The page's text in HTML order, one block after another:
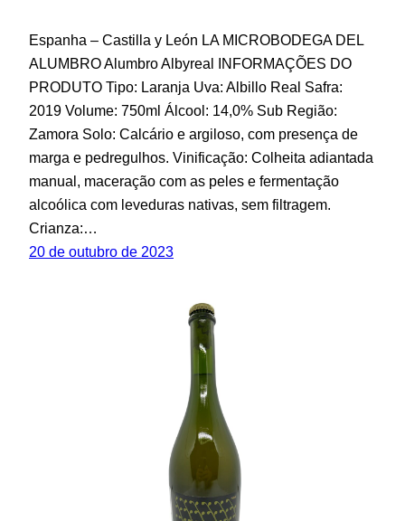
Espanha – Castilla y León LA MICROBODEGA DEL
ALUMBRO Alumbro Albyreal INFORMAÇÕES DO
PRODUTO Tipo: Laranja Uva: Albillo Real Safra:
2019 Volume: 750ml Álcool: 14,0% Sub Região:
Zamora Solo: Calcário e argiloso, com presença de
marga e pedregulhos. Vinificação: Colheita adiantada
manual, maceração com as peles e fermentação
alcoólica com leveduras nativas, sem filtragem.
Crianza:…
20 de outubro de 2023